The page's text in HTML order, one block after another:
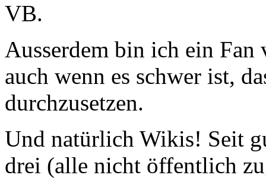
VB.
Ausserdem bin ich ein
auch wenn es schwer ist,
durchzusetzen.
Und natürlich Wikis! Seit
drei (alle nicht öffentlich